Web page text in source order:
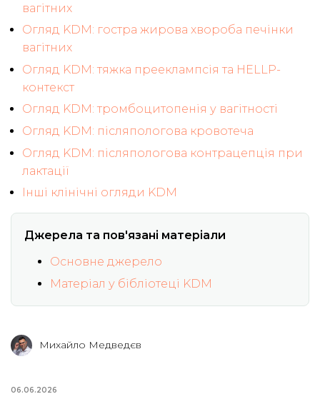
вагітних
Огляд KDM: гостра жирова хвороба печінки
вагітних
Огляд KDM: тяжка прееклампсія та HELLP-
контекст
Огляд KDM: тромбоцитопенія у вагітності
Огляд KDM: післяпологова кровотеча
Огляд KDM: післяпологова контрацепція при
лактації
Інші клінічні огляди KDM
Джерела та пов'язані матеріали
Основне джерело
Матеріал у бібліотеці KDM
Михайло Медведєв
06.06.2026